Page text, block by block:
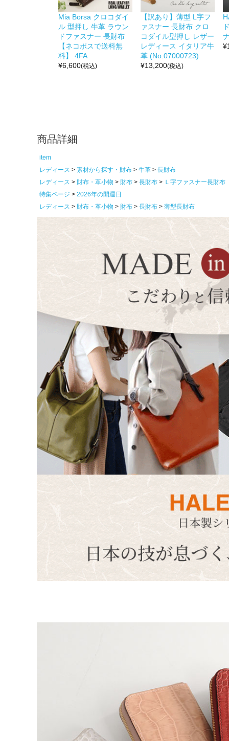
Mia Borsa クロコダイ
ル 型押し 牛革 ラウン
ドファスナー 長財布
【ネコポスで送料無
料】 4FA
¥6,600(税込)
【訳あり】薄型 L字フ
ァスナー 長財布 クロ
コダイル型押し レザー
レディース イタリア牛
革 (No.07000723)
¥13,200(税込)
¥
商品詳細
item
レディース
素材から探す・財布 牛革
長財布
レディース
財布・革小物 財布 長財布
Ｌ字ファスナー長財布
特集ページ
2026年の開運日
レディース
財布・革小物 財布 長財布 薄型長財布